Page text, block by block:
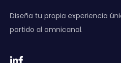
Diseña tu propia experiencia
partido al omnicanal.